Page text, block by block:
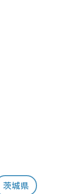
茨城県